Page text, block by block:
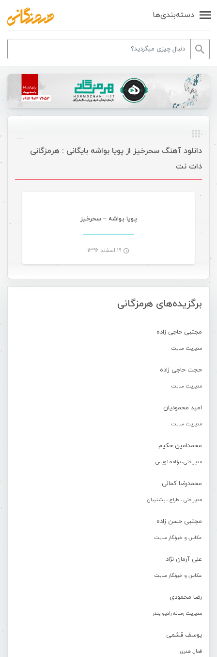
دسته‌بندی‌ها
برگزیده‌های هرمزگانی
مجتبی حاجی زاده
مدیریت سایت
حجت حاجی زاده
مدیریت سایت
امید محمودیان
مدیریت سایت
محمدامین حکیم
مدیر فنی، برنامه نویس
محمدرضا کمالی
مدیر فنی ، طراح ، پشتیبان
مجتبی حسن زاده
عکاس و خبرنگار سایت
علی آرمان نژاد
عکاس و خبرنگار سایت
رضا محمودی
مدیریت رسانه رادیو بندر
یوسف قشمی
فعال هنری
دانلود آهنگ سحرخیز از پویا بواشه بایگانی : هرمزگانی
دات نت
پویا بواشه – سحرخیز
۱۹ اسفند ۱۳۹۶